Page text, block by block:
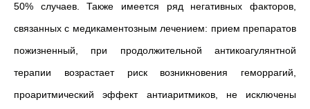
50% случаев. Также имеется ряд негативных факторов,
связанных с медикаментозным лечением: прием препаратов
пожизненный, при продолжительной антикоагулянтной
терапии возрастает риск возникновения геморрагий,
проаритмический эффект антиаритмиков, не исключены